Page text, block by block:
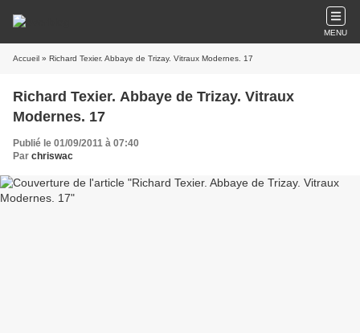
MENU
Accueil » Richard Texier. Abbaye de Trizay. Vitraux Modernes. 17
Richard Texier. Abbaye de Trizay. Vitraux
Modernes. 17
Publié le 01/09/2011 à 07:40
Par chriswac